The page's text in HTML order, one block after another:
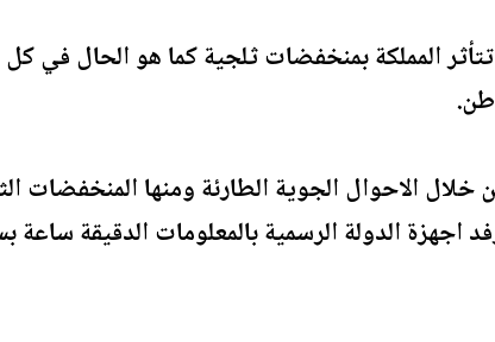
المملكة بمنخفضات ثلجية كما هو الحال في كل
الاحوال الجوية الطارئة ومنها المنخفضات
اجهزة الدولة الرسمية بالمعلومات الدقيقة